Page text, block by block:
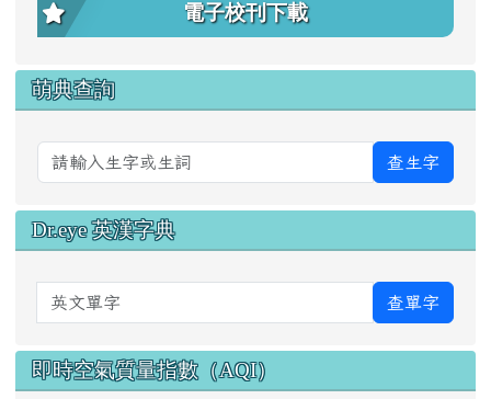
電子校刊下載
萌典查詢
查生字
Dr.eye 英漢字典
英文單字 查單字
即時空氣質量指數（AQI）